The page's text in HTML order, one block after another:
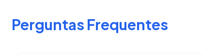
Perguntas Frequentes